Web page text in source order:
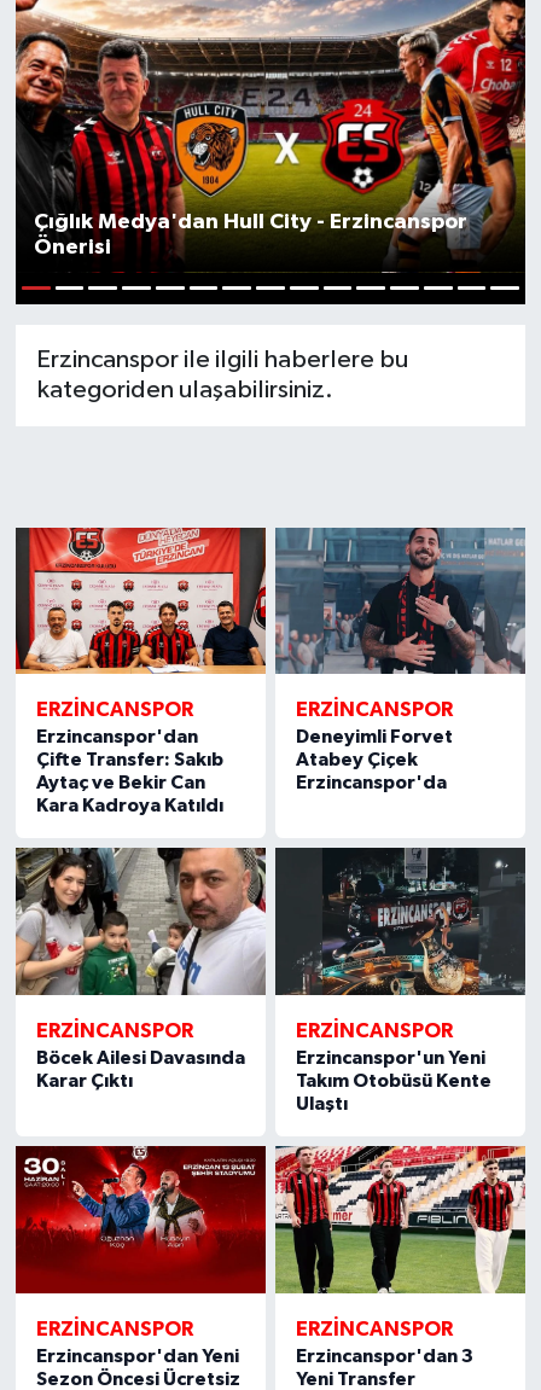
Çığlık Medya'dan Hull City - Erzincanspor
Önerisi
Erzincanspor ile ilgili haberlere bu
kategoriden ulaşabilirsiniz.
ERZİNCANSPOR
Erzincanspor'dan
Çifte Transfer: Sakıb
Aytaç ve Bekir Can
Kara Kadroya Katıldı
ERZİNCANSPOR
Deneyimli Forvet
Atabey Çiçek
Erzincanspor'da
ERZİNCANSPOR
Böcek Ailesi Davasında
Karar Çıktı
ERZİNCANSPOR
Erzincanspor'un Yeni
Takım Otobüsü Kente
Ulaştı
ERZİNCANSPOR
Erzincanspor'dan Yeni
Sezon Öncesi Ücretsiz
ERZİNCANSPOR
Erzincanspor'dan 3
Yeni Transfer